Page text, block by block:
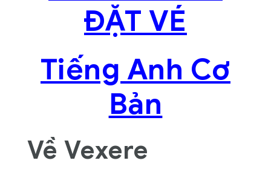
ĐẶT VÉ
Tiếng Anh Cơ
Bản
Về Vexere